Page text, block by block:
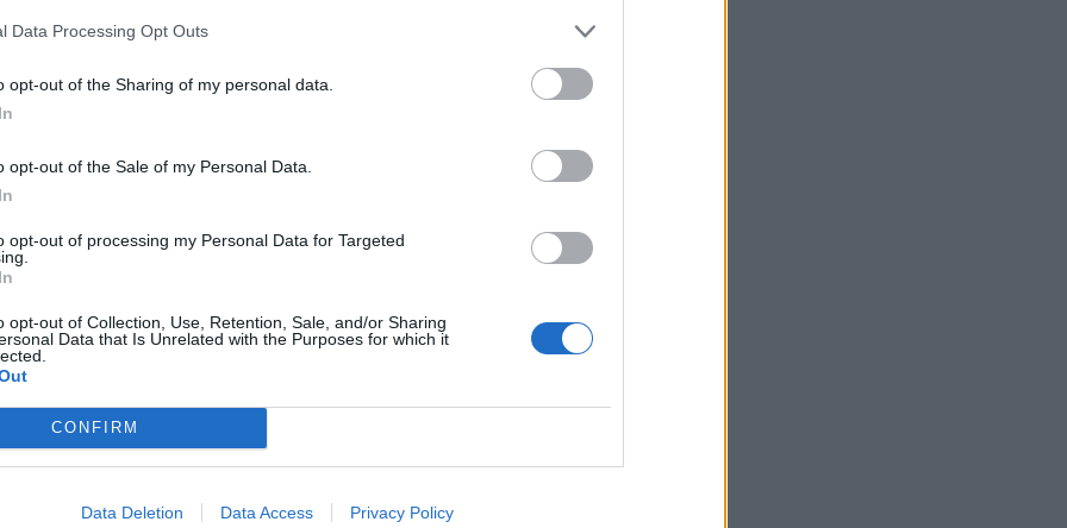
Data Processing Opt Outs
opt-out of the Sharing of my personal data.
opt-out of the Sale of my Personal Data.
opt-out of processing my Personal Data for Targeted
opt-out of Collection, Use, Retention, Sale, and/or Sharing
Data that Is Unrelated with the Purposes for which it
CONFIRM
Data Deletion Data Access Privacy Policy
που θα συγκεντρώνει τις οφειλές
πολίτη ή επιχείρηση ένα είδος
φερεγγυότητας). Αυτή η βαθμολογία θα
στις υποχρεώσεις του και θα μπορεί να
άλλους φορείς, εφόσον το επιτρέψει ο
το οποίο θα ελέγχει τα δάνεια που έχουν
τις καθυστερήσεις και τις
έχει η Τράπεζα της Ελλάδος, με αυστηρή